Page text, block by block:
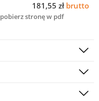
181,55 zł brutto
pobierz stronę w pdf